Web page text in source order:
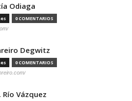
Odiaga
0 COMENTARIOS
Degwitz
0 COMENTARIOS
Vázquez